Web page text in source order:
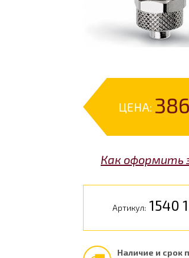
ЦЕНА: 386
Как оформить
Артикул: 1540
Наличие и срок